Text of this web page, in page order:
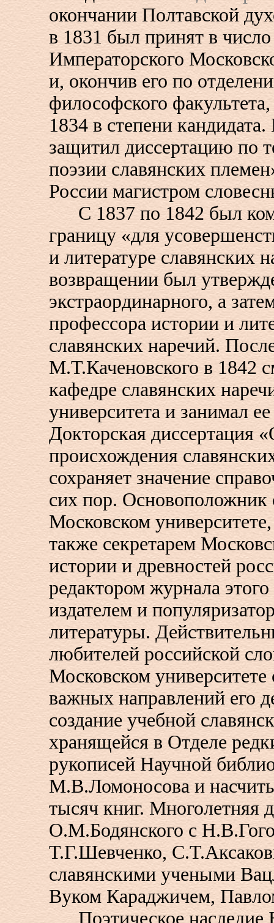
окончании Полтавской
в 1831 был принят в число
Императорского
и, окончив его по
философского
1834 в степени
защитил диссертацию по
поэзии славянских
России магистром
С 1837 по 1842 был
границу «для
и литературе славянских
возвращении был
экстраординарного, а
профессора истории и
славянских наречий.
М.Т.Каченовского в 1842
кафедре славянских
университета и занимал
Докторская диссертация
происхождения
сохраняет значение
сих пор. Основоположник
Московском
также секретарем
истории и древностей
редактором журнала
издателем и
литературы.
любителей российской
Московском
важных направлений его
создание учебной
хранящейся в Отделе
рукописей Научной
М.В.Ломоносова и
тысяч книг. Многолетняя
О.М.Бодянского с
Т.Г.Шевченко,
славянскими учеными
Вуком Караджичем,
Поэтическое наследие